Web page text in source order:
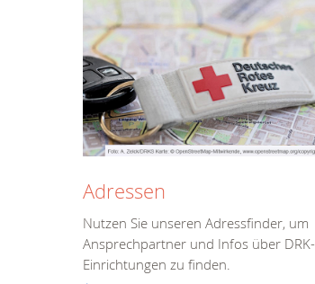
Adressen
Nutzen Sie unseren Adressfinder, um
Ansprechpartner und Infos über DRK-
Einrichtungen zu finden.